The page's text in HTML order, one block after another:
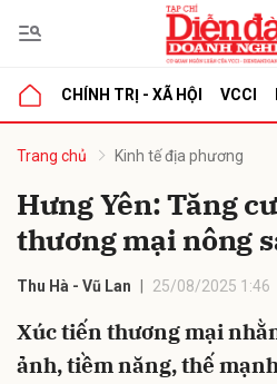
CHÍNH TRỊ - XÃ HỘI VCCI
Trang chủ Kinh tế địa phương
Hưng Yên: Tăng
thương mại nông
Thu Hà - Vũ Lan 25/08/2025 1:46
Xúc tiến thương mại
ảnh, tiềm năng, thế
luận